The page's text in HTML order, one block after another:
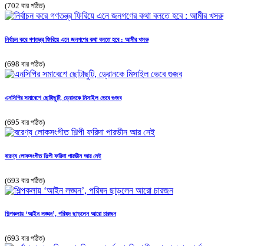
(702 বার পঠিত)
নির্বাচন করে গণতন্ত্র ফিরিয়ে এনে জনগণের কথা বলতে হবে : আমীর খসরু
(698 বার পঠিত)
এনসিপির সমাবেশে ছোটাছুটি, ড্রোনকে মিসাইল ভেবে গুজব
(695 বার পঠিত)
বরেণ্য লোকসংগীত শিল্পী ফরিদা পারভীন আর নেই
(693 বার পঠিত)
শিল্পকলায় ‘আইন লঙ্ঘন’, পরিষদ ছাড়লেন আরো চারজন
(693 বার পঠিত)